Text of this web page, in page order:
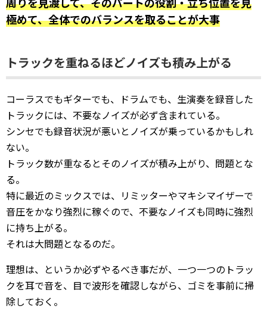
極めて、全体でのバランスを取ることが大事
トラックを重ねるほどノイズも積み上がる
コーラスでもギターでも、ドラムでも、生演奏を録音した
トラックには、不要なノイズが必ず含まれている。
シンセでも録音状況が悪いとノイズが乗っているかもしれ
ない。
トラック数が重なるとそのノイズが積み上がり、問題とな
る。
特に最近のミックスでは、リミッターやマキシマイザーで
音圧をかなり強烈に稼ぐので、不要なノイズも同時に強烈
に持ち上がる。
それは大問題となるのだ。
理想は、というか必ずやるべき事だが、一つ一つのトラッ
クを耳で音を、目で波形を確認しながら、ゴミを事前に掃
除しておく。